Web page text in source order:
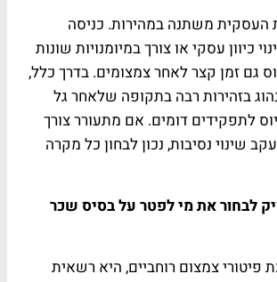
העסקית משתנה במהירות. כניסה
כיוון עסקי או צורך במיומנויות שונות
גם זמן קצר לאחר צמצומים. בדרך כלל,
בזהירות רבה בתקופה שלאחר גל
לתפקידים דומים. אם מתעורר צורך
שינוי נסיבות, נכון לבחון כל מקרה
לבחור את מי לפטר על בסיס שכר
פיטורי צמצום רוחביים, היא רשאית